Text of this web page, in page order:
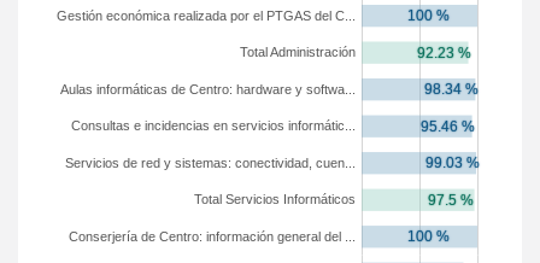
Conserjería de Centro: información general del ...
Total Servicios Informáticos
Servicios de red y sistemas: conectividad, cuen...
Consultas e incidencias en servicios informátic...
Aulas informáticas de Centro: hardware y softwa...
Total Administración
Gestión económica realizada por el PTGAS del C...